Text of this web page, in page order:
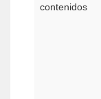
contenidos